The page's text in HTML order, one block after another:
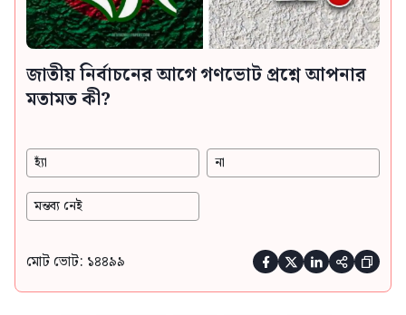
জাতীয় নির্বাচনের আগে গণভোট প্রশ্নে আপনার
মতামত কী?
হ্যাঁ না
মন্তব্য নেই
মোট ভোট: ১৪৪৯৯     